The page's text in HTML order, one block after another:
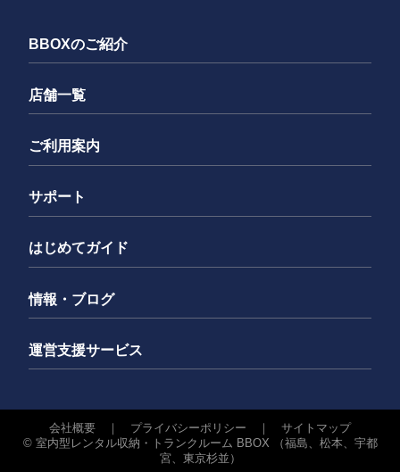
BBOXのご紹介
店舗一覧
ご利用案内
サポート
はじめてガイド
情報・ブログ
運営支援サービス
会社概要 ｜ プライバシーポリシー ｜ サイトマップ
© 室内型レンタル収納・トランクルーム BBOX （福島、松本、宇都
宮、東京杉並）